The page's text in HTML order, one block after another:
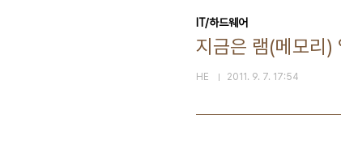
IT/하드웨어
지금은 램(메모리)
HE 2011. 9. 7. 17:54